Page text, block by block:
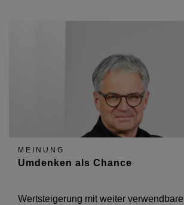
MEINUNG
Umdenken als Chance
Wertsteigerung mit weiter